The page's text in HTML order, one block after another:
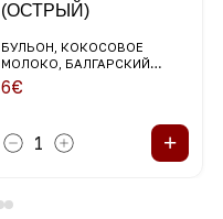
(ОСТРЫЙ)
БУЛЬОН, КОКОСОВОЕ
МОЛОКО, БАЛГАРСКИЙ
ПЕРЕЦ, КУРИЦА, ИМБИРЬ,
ПОМИДОРЫ ЧЕРРИ,
6€
1 +